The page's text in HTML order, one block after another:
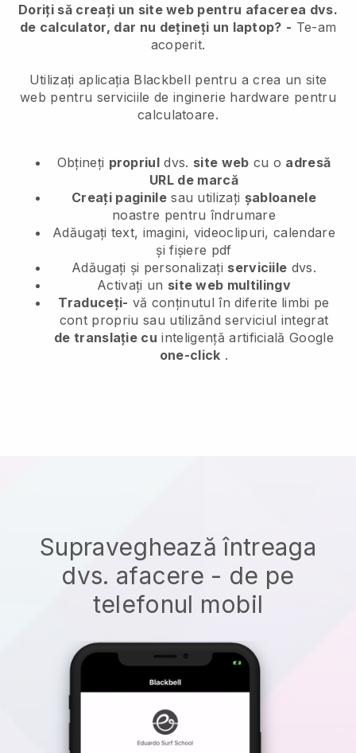
Doriți să creați un site web pentru afacerea dvs.
de calculator, dar nu dețineți un laptop? - Te-am
acoperit.
Utilizați aplicația Blackbell pentru a crea un site
web pentru serviciile de inginerie hardware pentru
calculatoare.
Obțineți propriul dvs. site web cu o adresă
URL de marcă
Creați paginilesau utilizați șabloanele
noastre pentru îndrumare
Adăugați text, imagini, videoclipuri, calendare
și fișiere pdf
Adăugați și personalizați serviciile dvs.
Activați un site web multilingv
Traduceți- vă conținutul în diferite limbi pe
cont propriu sau utilizând serviciul integrat
de translație cu inteligență artificială Google
one-click .
Supraveghează întreaga
dvs. afacere - de pe
telefonul mobil